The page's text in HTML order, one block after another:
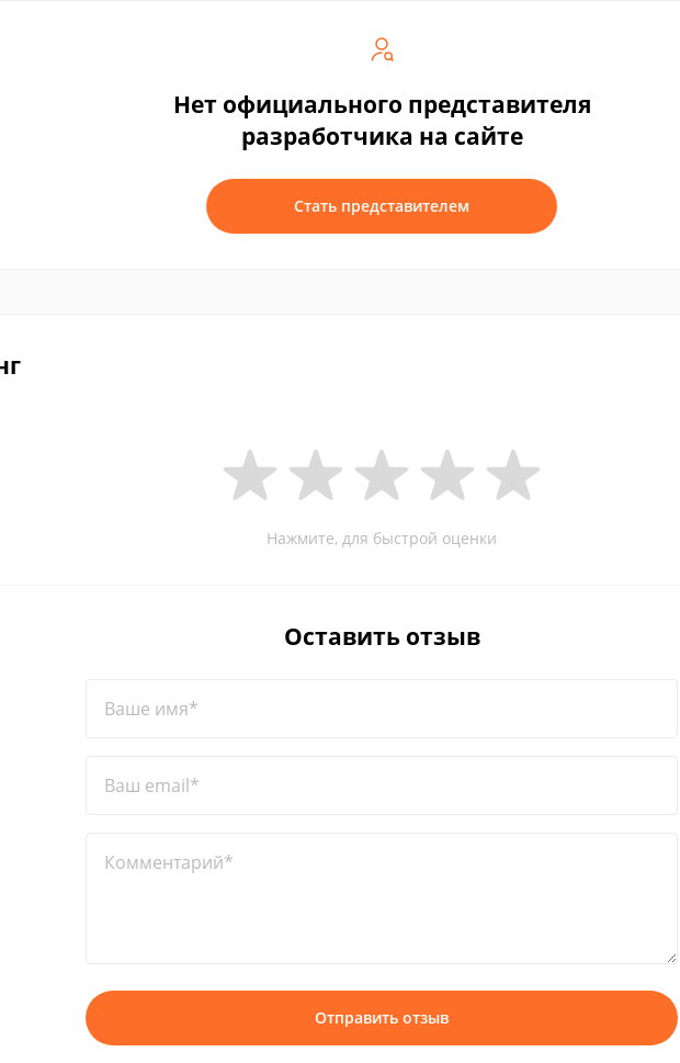
Нет официального представителя
разработчика на сайте
Стать представителем
Нажмите, для быстрой оценки
Оставить отзыв
Ваше имя*
Ваш email*
Комментарий*
Отправить отзыв